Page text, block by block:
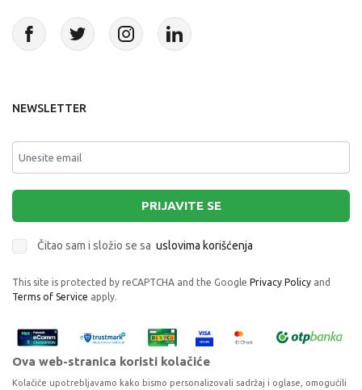
NEWSLETTER
PRIJAVITE SE
Čitao sam i složio se sa uslovima korišćenja
This site is protected by reCAPTCHA and the Google Privacy Policy and
Terms of Service apply.
Ova web-stranica koristi kolačiće
Kolačiće upotrebljavamo kako bismo personalizovali sadržaj i oglase, omogućili